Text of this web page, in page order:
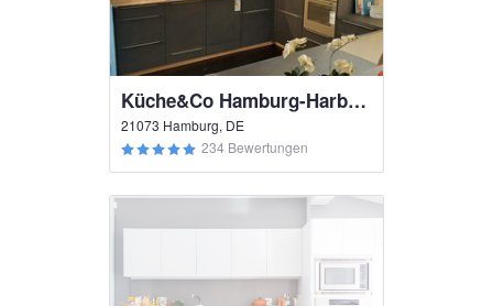
Küche&Co Hamburg-Harburg
21073 Hamburg, DE
234 Bewertungen